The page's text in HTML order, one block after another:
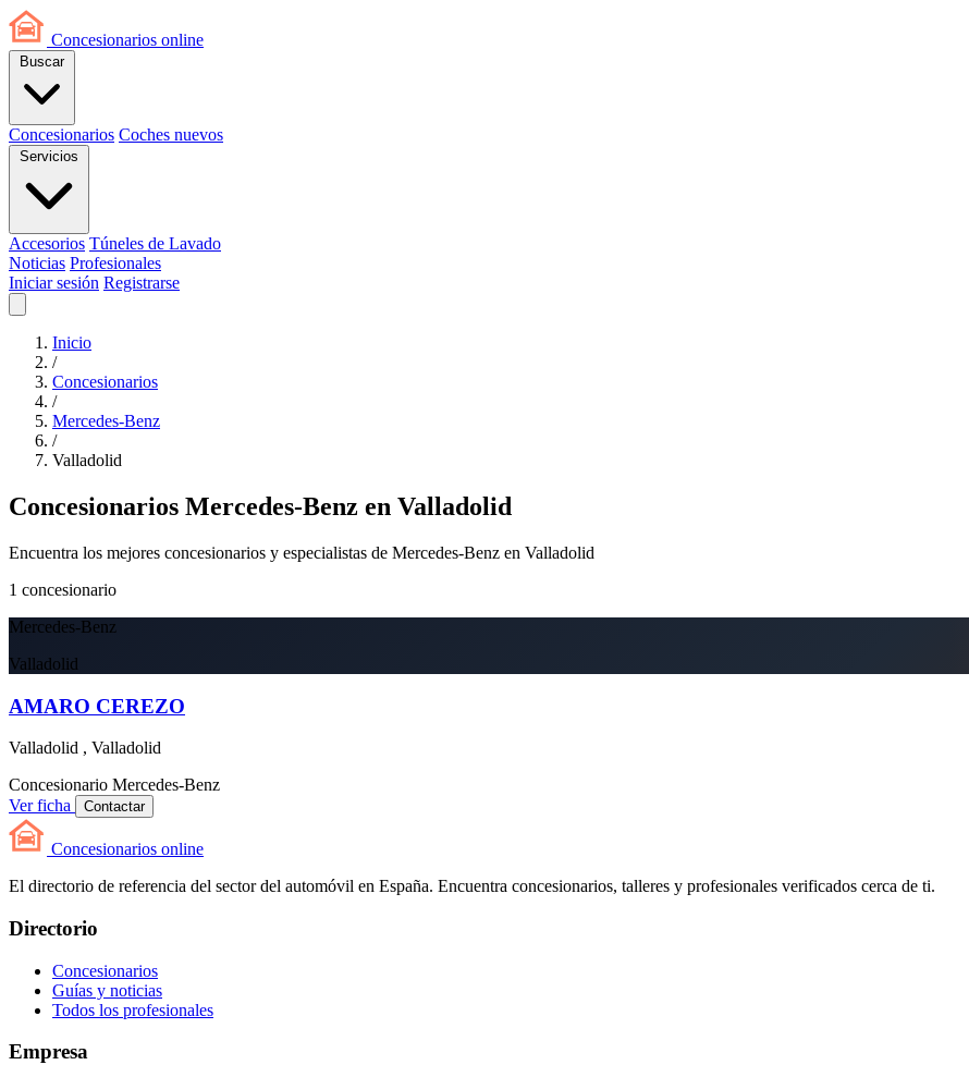
Concesionarios online
Buscar
Concesionarios Coches nuevos
Servicios
Accesorios Túneles de Lavado
Noticias Profesionales
Iniciar sesión Registrarse
Inicio
/
Concesionarios
/
Mercedes-Benz
/
Valladolid
Concesionarios Mercedes-Benz en Valladolid
Encuentra los mejores concesionarios y especialistas de Mercedes-Benz en Valladolid
1 concesionario
Mercedes-Benz
Valladolid
AMARO CEREZO
Valladolid , Valladolid
Concesionario Mercedes-Benz
Ver ficha
Contactar
Concesionarios online
El directorio de referencia del sector del automóvil en España. Encuentra concesionarios, talleres y profesionales verificados cerca de ti.
Directorio
Concesionarios
Guías y noticias
Todos los profesionales
Empresa